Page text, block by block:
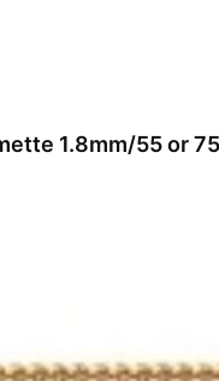
1.8mm/55 or